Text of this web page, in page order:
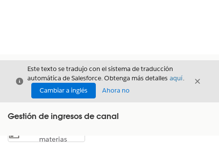
Cerrar
Este texto se tradujo con el sistema de traducción
automática de Salesforce. Obtenga más detalles aquí.
Cambiar a inglés
Ahora no
Cerrar
Gestión de ingresos de canal
Mostrar índice de materias
materias